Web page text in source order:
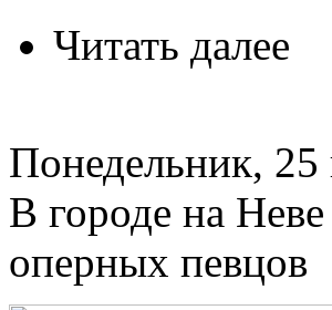
Читать далее
Понедельник,
В городе на
оперных певцов